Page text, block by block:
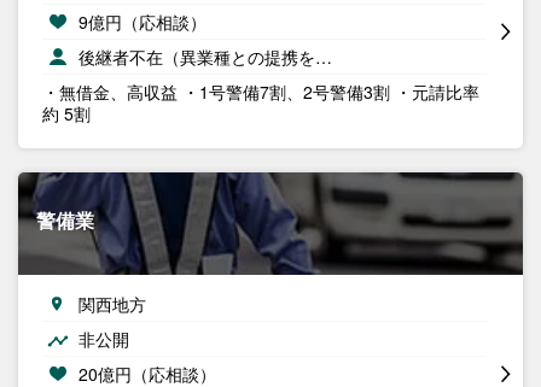
9億円（応相談）
後継者不在（異業種との提携を…
・無借金、高収益 ・1号警備7割、2号警備3割 ・元請比率
約 5割
警備業
関西地方
非公開
20億円（応相談）